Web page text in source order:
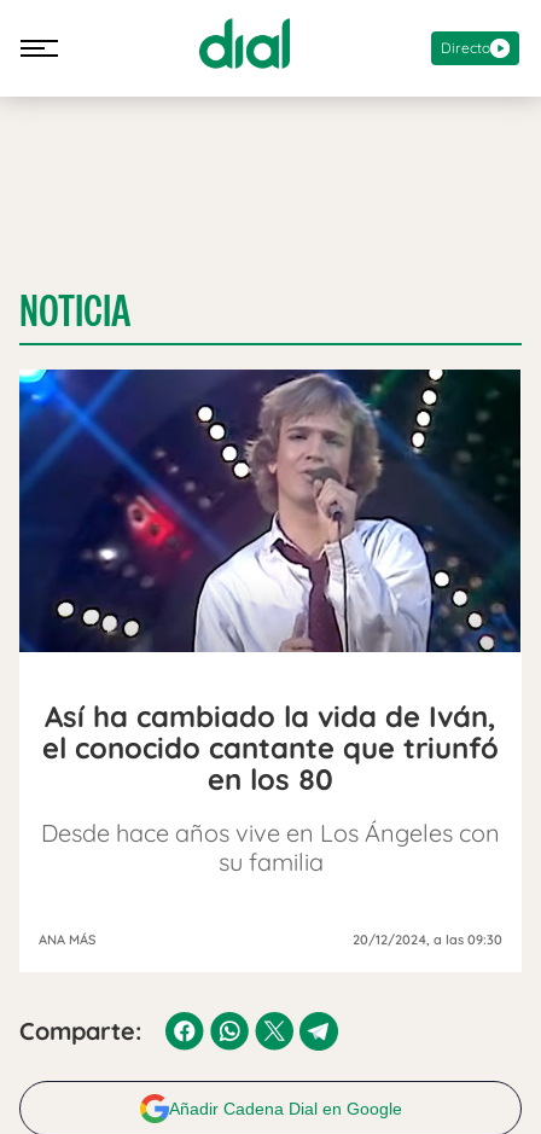
Directo
NOTICIA
Así ha cambiado la vida de Iván,
el conocido cantante que triunfó
en los 80
Desde hace años vive en Los Ángeles con
su familia
ANA MÁS 20/12/2024, a las 09:30
Comparte:
Añadir Cadena Dial en Google